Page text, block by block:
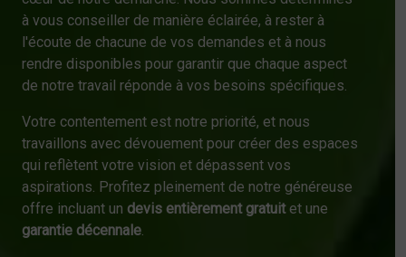
à vous conseiller de manière éclairée, à rester à
l'écoute de chacune de vos demandes et à nous
rendre disponibles pour garantir que chaque aspect
de notre travail réponde à vos besoins spécifiques.
Votre contentement est notre priorité, et nous
travaillons avec dévouement pour créer des espaces
qui reflètent votre vision et dépassent vos
aspirations. Profitez pleinement de notre généreuse
offre incluant un devis entièrement gratuitet une
garantie décennale.